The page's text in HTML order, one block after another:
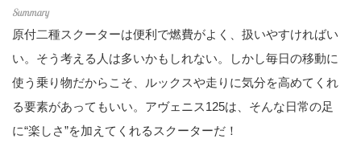
原付二種スクーターは便利で燃費がよく、扱いやすければい
い。そう考える人は多いかもしれない。しかし毎日の移動に
使う乗り物だからこそ、ルックスや走りに気分を高めてくれ
る要素があってもいい。アヴェニス125は、そんな日常の足
に“楽しさ”を加えてくれるスクーターだ！